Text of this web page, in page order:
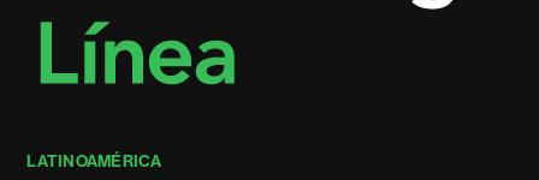
LATINOAMÉRICA